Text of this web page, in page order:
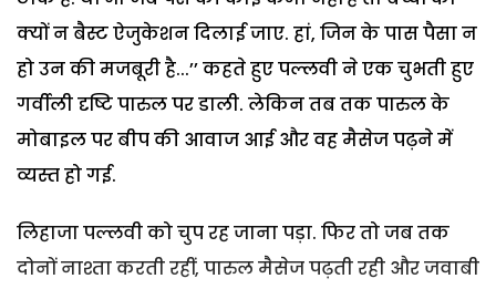
क्यों न बैस्ट ऐजुकेशन दिलाई जाए. हां, जिन के पास पैसा न
हो उन की मजबूरी है...’’ कहते हुए पल्लवी ने एक चुभती हुए
गर्वीली दृष्टि पारुल पर डाली. लेकिन तब तक पारुल के
मोबाइल पर बीप की आवाज आई और वह मैसेज पढ़ने में
व्यस्त हो गई.
लिहाजा पल्लवी को चुप रह जाना पड़ा. फिर तो जब तक
दोनों नाश्ता करती रहीं, पारुल मैसेज पढ़ती रही और जवाबी